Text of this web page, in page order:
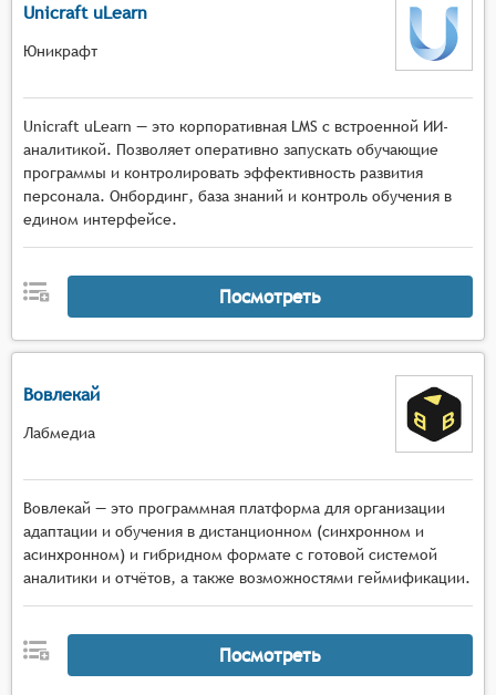
Unicraft uLearn
Юникрафт
Unicraft uLearn — это корпоративная LMS с встроенной ИИ-
аналитикой. Позволяет оперативно запускать обучающие
программы и контролировать эффективность развития
персонала. Онбординг, база знаний и контроль обучения в
едином интерфейсе.
Посмотреть
Вовлекай
Лабмедиа
Вовлекай — это программная платформа для организации
адаптации и обучения в дистанционном (синхронном и
асинхронном) и гибридном формате с готовой системой
аналитики и отчётов, а также возможностями геймификации.
Посмотреть